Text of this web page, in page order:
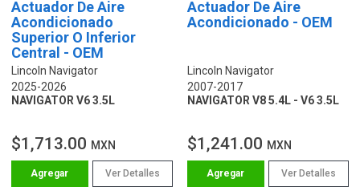
Actuador De Aire
Acondicionado
Superior O Inferior
Central - OEM
Lincoln Navigator
2025-2026
NAVIGATOR V6 3.5L
$1,713.00 MXN
Ver Detalles
Actuador De Aire
Acondicionado - OEM
Lincoln Navigator
2007-2017
NAVIGATOR V8 5.4L - V6 3.5L
$1,241.00 MXN
Ver Detalles